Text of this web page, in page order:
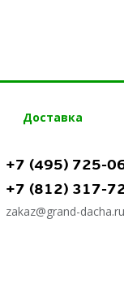
Доставка
+7 (495) 725-
+7 (812) 317-
zakaz@grand-dacha.ru